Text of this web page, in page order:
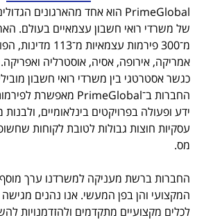
PrimeGlobal הוא אחד מהארגונים
של משרדי רואי חשבון עצמאיים בעולם.
מ־300 פירמות
אמריקה, אירופה, אסיה, אוסטרליה
כגשר אסטרטגי בין משרדי רואי חשבון
החברות ב־PrimeGlobal מאפשרת
ידע ופעולה בפרויקטים בינלאומיים,
עסקיות חוצות גבולות לטובת לקוחות
מס.
החברות ברשת מעניקה למשרדנו ערך
המקצועי והן בפן המעשי. אנו נהנים
לכלים מקצועיים מתקדמים ולהזדמנויות